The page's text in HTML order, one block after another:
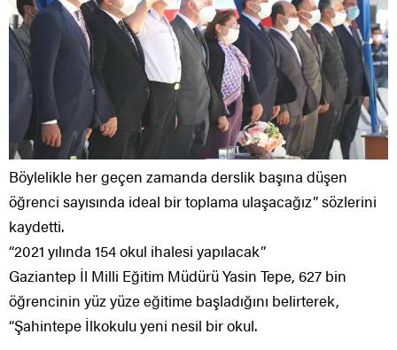
Böylelikle her geçen zamanda derslik başına düşen
öğrenci sayısında ideal bir toplama ulaşacağız” sözlerini
kaydetti.
“2021 yılında 154 okul ihalesi yapılacak”
Gaziantep İl Milli Eğitim Müdürü Yasin Tepe, 627 bin
öğrencinin yüz yüze eğitime başladığını belirterek,
“Şahintepe İlkokulu yeni nesil bir okul.